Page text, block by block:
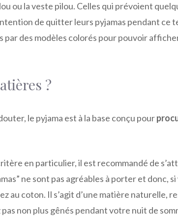
ou la veste pilou. Celles qui prévoient
de quitter leurs pyjamas pendant ce
par des modèles colorés pour pouvoir
?
le pyjama est à la base conçu pour
en particulier, il est recommandé de
ne sont pas agréables à porter et donc,
au coton. Il s’agit d’une matière naturelle,
non plus gênés pendant votre nuit de